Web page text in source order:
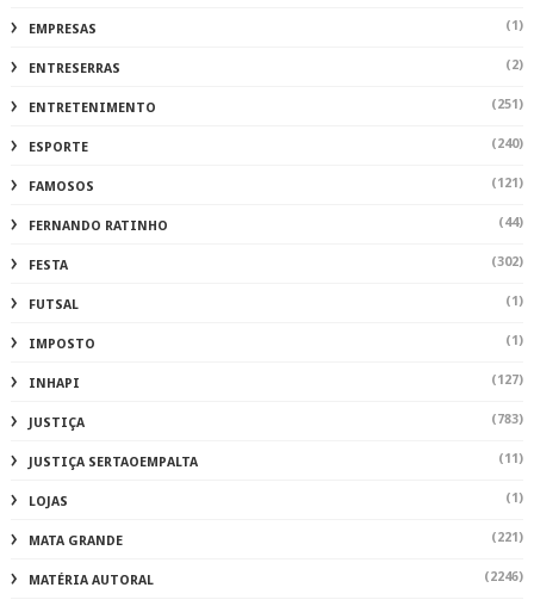
EMPRESAS (1)
ENTRESERRAS (2)
ENTRETENIMENTO (251)
ESPORTE (240)
FAMOSOS (121)
FERNANDO RATINHO (44)
FESTA (302)
FUTSAL (1)
IMPOSTO (1)
INHAPI (127)
JUSTIÇA (783)
JUSTIÇA SERTAOEMPALTA (11)
LOJAS (1)
MATA GRANDE (221)
MATÉRIA AUTORAL (2246)